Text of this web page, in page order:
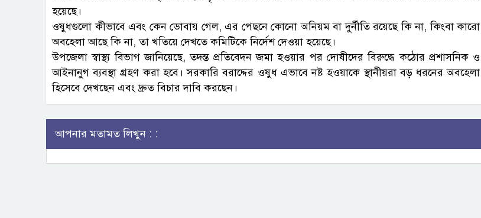
হয়েছে।
ওষুধগুলো কীভাবে এবং কেন ডোবায় গেল, এর পেছনে কোনো অনিয়ম বা দুর্নীতি রয়েছে কি না, কিংবা কারো
অবহেলা আছে কি না, তা খতিয়ে দেখতে কমিটিকে নির্দেশ দেওয়া হয়েছে।
উপজেলা স্বাস্থ্য বিভাগ জানিয়েছে, তদন্ত প্রতিবেদন জমা হওয়ার পর দোষীদের বিরুদ্ধে কঠোর প্রশাসনিক ও
আইনানুগ ব্যবস্থা গ্রহণ করা হবে। সরকারি বরাদ্দের ওষুধ এভাবে নষ্ট হওয়াকে স্থানীয়রা বড় ধরনের অবহেলা
হিসেবে দেখছেন এবং দ্রুত বিচার দাবি করছেন।
আপনার মতামত লিখুন : :